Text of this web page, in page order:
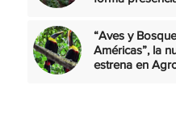
“Aves y
Américas”, la
estrena en